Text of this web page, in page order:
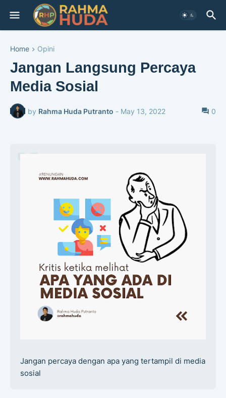
Home Opini
Jangan Langsung Percaya
Media Sosial
by Rahma Huda Putranto - May 13, 2022 0
Jangan percaya dengan apa yang tertampil di media
sosial